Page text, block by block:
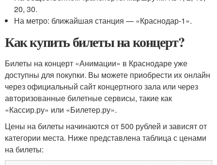
20, 30.
На метро: ближайшая станция — «Краснодар-1».
Как купить билеты на концерт?
Билеты на концерт «Анимации» в Краснодаре уже
доступны для покупки. Вы можете приобрести их онлайн
через официальный сайт концертного зала или через
авторизованные билетные сервисы, такие как
«Кассир.ру» или «Билетер.ру».
Цены на билеты начинаются от 500 рублей и зависят от
категории места. Ниже представлена таблица с ценами
на билеты: